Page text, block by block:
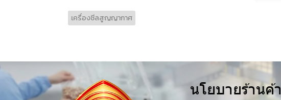
เครื่องซีลสูญญากาศ
นโยบายร้านค้า